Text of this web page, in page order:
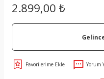
2.899,00 ₺
Yorum